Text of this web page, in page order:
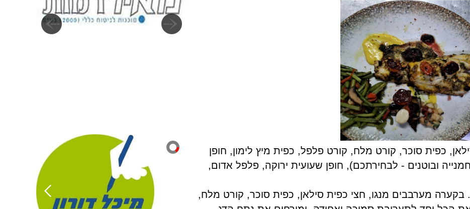
כפית סוכר, קורט מלח, קורט פלפל, כפית מיץ לימון, חופן
ובוטנים - לבחירתכם), חופן שעועית ירוקה, פלפל אדום,
בקערה מערבבים מנגו, חצי כפית סילאן, כפית סוכר, קורט מלח,